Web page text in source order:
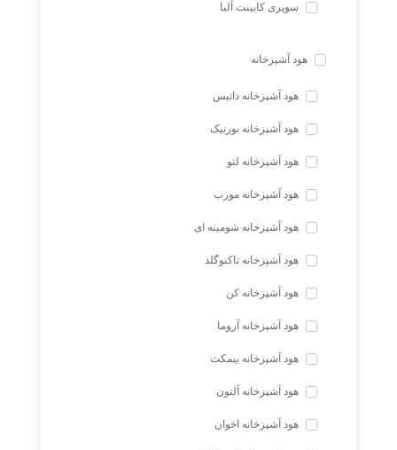
سوپری کابینت آلبا
هود آشپزخانه
هود آشپزخانه داتیس
هود آشپزخانه بورنیک
هود آشپزخانه لتو
هود آشپزخانه مورب
هود آشپزخانه شومینه ای
هود آشپزخانه تاکنوگلد
هود آشپزخانه کن
هود آشپزخانه آروما
هود آشپزخانه بیمکث
هود آشپزخانه آلتون
هود آشپزخانه اخوان